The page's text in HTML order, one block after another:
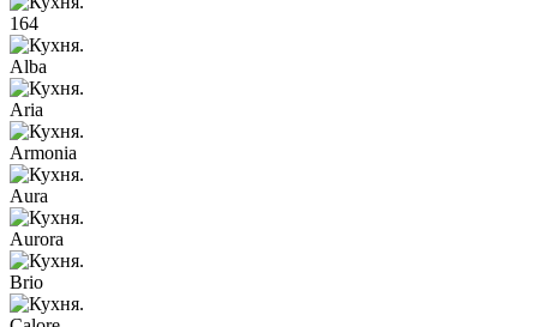
164
Alba
Aria
Armonia
Aura
Aurora
Brio